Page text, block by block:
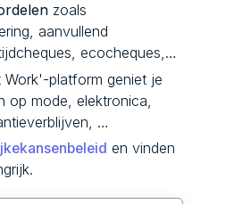
zoals
aanvullend
ecocheques,…
platform geniet je
op mode, elektronica,
…
en vinden